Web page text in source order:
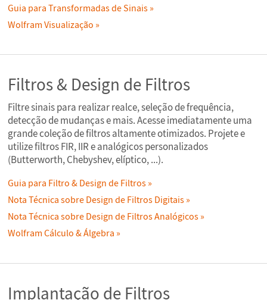
Guia para Transformadas de Sinais
Wolfram Visualização
Filtros & Design de Filtros
Filtre sinais para realizar realce, seleção de frequência,
detecção de mudanças e mais. Acesse imediatamente uma
grande coleção de filtros altamente otimizados. Projete e
utilize filtros FIR, IIR e analógicos personalizados
(Butterworth, Chebyshev, elíptico, ...).
Guia para Filtro & Design de Filtros
Nota Técnica sobre Design de Filtros Digitais
Nota Técnica sobre Design de Filtros Analógicos
Wolfram Cálculo & Álgebra
Implantação de Filtros